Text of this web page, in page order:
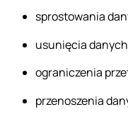
sprostowania
usunięcia
ograniczenia
przenoszenia